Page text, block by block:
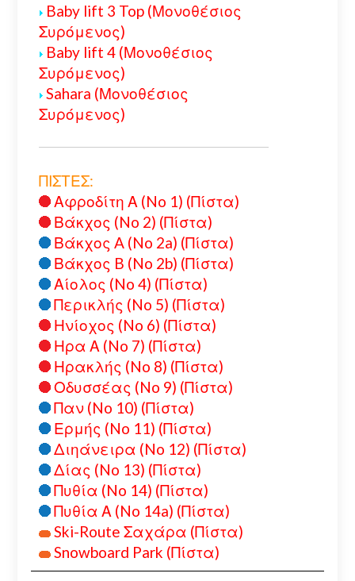
Baby lift 3 Top (Μονοθέσιος
Συρόμενος)
Baby lift 4 (Μονοθέσιος
Συρόμενος)
Sahara (Μονοθέσιος
Συρόμενος)
ΠΙΣΤΕΣ:
Αφροδίτη Α (No 1) (Πίστα)
Βάκχος (No 2) (Πίστα)
Βάκχος A (No 2a) (Πίστα)
Βάκχος B (No 2b) (Πίστα)
Αίολος (No 4) (Πίστα)
Περικλής (No 5) (Πίστα)
Ηνίοχος (No 6) (Πίστα)
Ηρα Α (No 7) (Πίστα)
Ηρακλής (No 8) (Πίστα)
Οδυσσέας (No 9) (Πίστα)
Παν (No 10) (Πίστα)
Ερμής (No 11) (Πίστα)
Διηάνειρα (No 12) (Πίστα)
Δίας (No 13) (Πίστα)
Πυθία (No 14) (Πίστα)
Πυθία Α (No 14a) (Πίστα)
Ski-Route Σαχάρα (Πίστα)
Snowboard Park (Πίστα)